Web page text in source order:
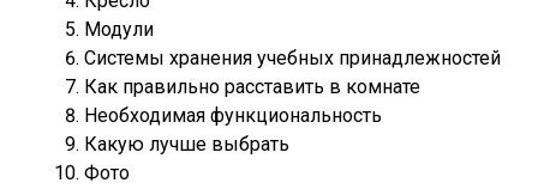
Модули
Системы хранения учебных принадлежностей
Как правильно расставить в комнате
Необходимая функциональность
Какую лучше выбрать
Фото